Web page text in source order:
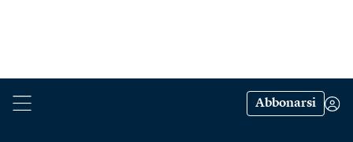
Abbonarsi